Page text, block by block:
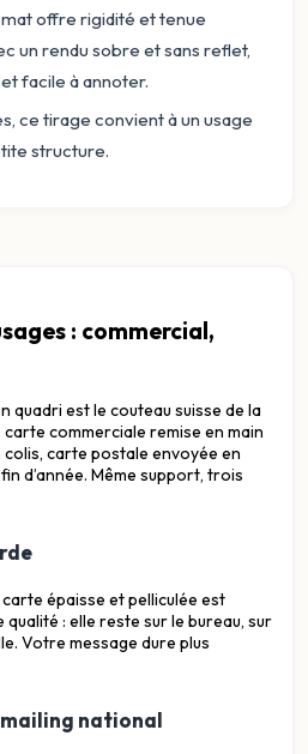
offre rigidité et tenue
un rendu sobre et sans reflet,
facile à annoter.
ce tirage convient à un usage
structure.
: commercial,
quadri est le couteau suisse de la
commerciale remise en main
carte postale envoyée en
d’année. Même support, trois
épaisse et pelliculée est
: elle reste sur le bureau, sur
Votre message dure plus
mailing national